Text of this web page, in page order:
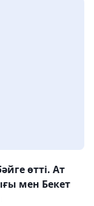
өтті. Ат
мен Бекет